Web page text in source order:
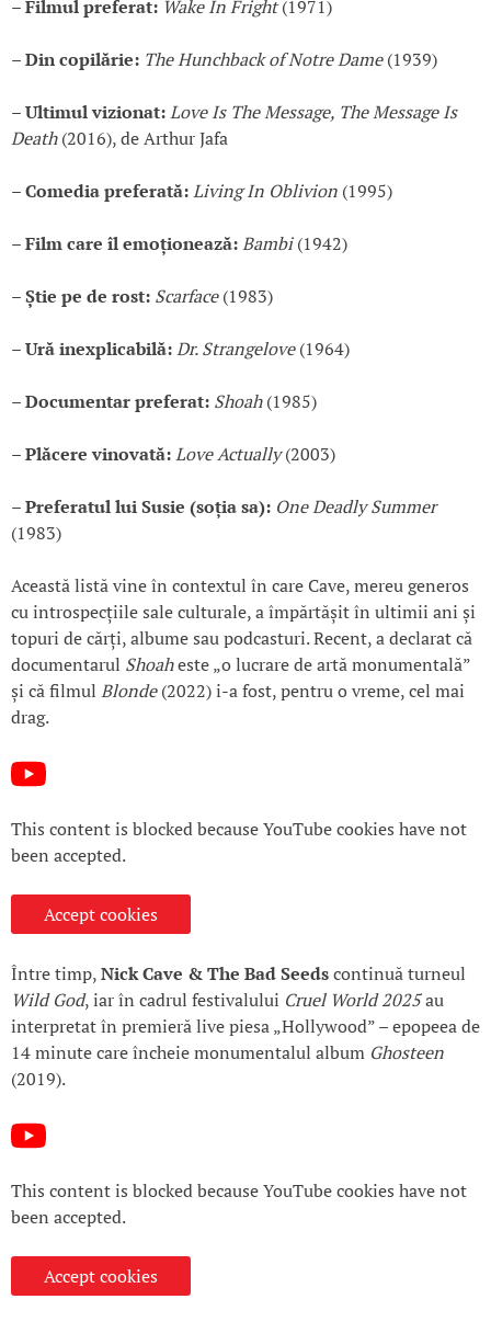
– Filmul preferat: Wake In Fright(1971)
– Din copilărie: The Hunchback of Notre Dame(1939)
– Ultimul vizionat:Love Is The Message, The Message Is
Death(2016), de Arthur Jafa
– Comedia preferată:Living In Oblivion (1995)
– Film care îl emoționează:Bambi(1942)
– Știe pe de rost: Scarface(1983)
– Ură inexplicabilă:Dr. Strangelove(1964)
– Documentar preferat: Shoah(1985)
– Plăcere vinovată:Love Actually(2003)
– Preferatul lui Susie (soția sa): One Deadly Summer
(1983)
Această listă vine în contextul în care Cave, mereu generos
cu introspecțiile sale culturale, a împărtășit în ultimii ani și
topuri de cărți, albume sau podcasturi. Recent, a declarat că
documentarul Shoaheste „o lucrare de artă monumentală”
și că filmul Blonde(2022) i-a fost, pentru o vreme, cel mai
drag.
This content is blocked because YouTube cookies have not
been accepted.
Accept cookies
Între timp,Nick Cave & The Bad Seedscontinuă turneul
Wild God, iar în cadrul festivalului Cruel World 2025au
interpretat în premieră live piesa „Hollywood” – epopeea de
14 minute care încheie monumentalul album Ghosteen
(2019).
This content is blocked because YouTube cookies have not
been accepted.
Accept cookies